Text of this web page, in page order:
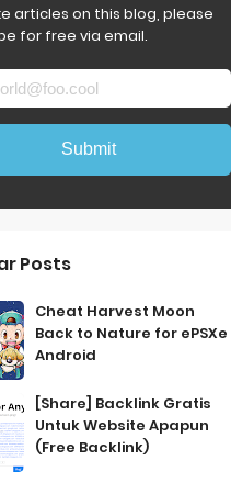
articles on this blog, please
for free via email.
Posts
Cheat Harvest Moon
Back to Nature for ePSXe
Android
[Share] Backlink Gratis
Untuk Website Apapun
(Free Backlink)